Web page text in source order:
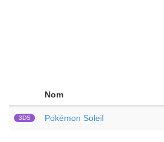
Nom
3DS Pokémon Soleil